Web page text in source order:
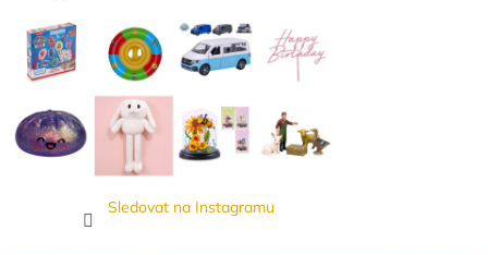
Sledovat na Instagramu